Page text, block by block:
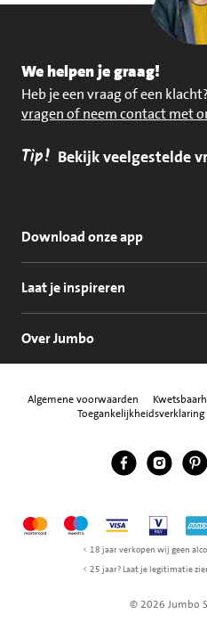
We helpen je graag!
Heb je een vraag of een klacht?
vragen of neem contact met
Tip! Bekijk veelgestelde
Download onze app
Laat je inspireren
Over Jumbo
Algemene voorwaarden
Toegankelijkheidsverklaring
Volg ons
Jumbo Facebook
Jumbo
MastercardMaestroVisa Vpay
< 18 jaar verkopen wij geen
< 25 jaar? Laat je legitimatie
© 2026 Jumbo